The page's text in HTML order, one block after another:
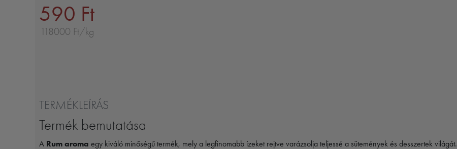
590 Ft
118000 Ft/kg
TERMÉKLEÍRÁS
Termék bemutatása
A Rum aroma egy kiváló minőségű termék, mely a legfinomabb ízeket rejtve varázsolja teljessé a sütemények és desszertek világát.